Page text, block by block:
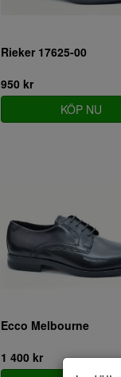
Rieker 17625-00
950 kr
KÖP NU
Ecco Melbourne
1 400 kr